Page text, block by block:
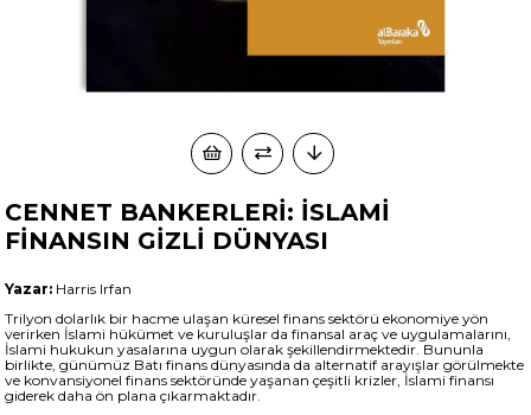
CENNET BANKERLERİ: İSLAMİ
FİNANSIN GİZLİ DÜNYASI
Yazar: Harris Irfan
Trilyon dolarlık bir hacme ulaşan küresel finans sektörü ekonomiye yön
verirken İslami hükümet ve kuruluşlar da finansal araç ve uygulamalarını,
İslami hukukun yasalarına uygun olarak şekillendirmektedir. Bununla
birlikte, günümüz Batı finans dünyasında da alternatif arayışlar görülmekte
ve konvansiyonel finans sektöründe yaşanan çeşitli krizler, İslami finansı
giderek daha ön plana çıkarmaktadır.